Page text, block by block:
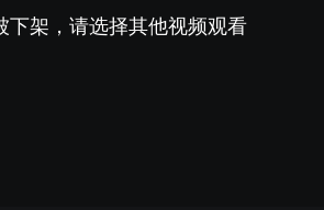
下架，请选择其他视频观看